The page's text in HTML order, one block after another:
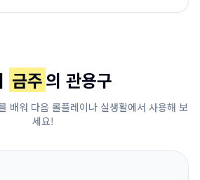
금주의 관용구
배워 다음 롤플레이나 실생활에서 사용해 보
세요!